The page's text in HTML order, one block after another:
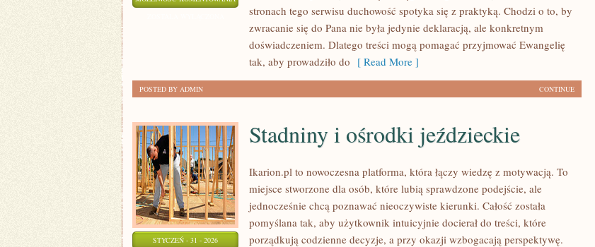
AGNOSTYCYZM
stronach tego serwisu duchowość spotyka się z praktyką. Chodzi o to, by
zwracanie się do Pana nie była jedynie deklaracją, ale konkretnym
doświadczeniem. Dlatego treści mogą pomagać przyjmować Ewangelię
tak, aby prowadziło do [ Read More ]
CONTINUE
POSTED BY ADMIN
STYCZEŃ - 31 - 2026
Stadniny i ośrodki jeździeckie
Ikarion.pl to nowoczesna platforma, która łączy wiedzę z motywacją. To
miejsce stworzone dla osób, które lubią sprawdzone podejście, ale
jednocześnie chcą poznawać nieoczywiste kierunki. Całość została
pomyślana tak, aby użytkownik intuicyjnie docierał do treści, które
porządkują codzienne decyzje, a przy okazji wzbogacają perspektywę.